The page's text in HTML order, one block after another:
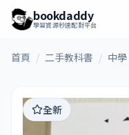
bookdaddy
學習資源秒速配對平台
首頁 / 二手教科書 / 中學
全新